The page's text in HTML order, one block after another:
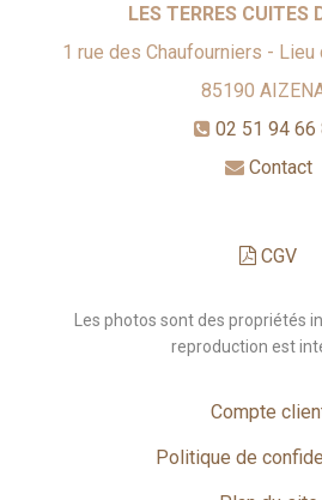
LES TERRES CUITES
1 rue des Chaufourniers -
85190
02 51 94 66
Contact
CGV
Les photos sont des propriétés
reproduction est
Compte
Politique de